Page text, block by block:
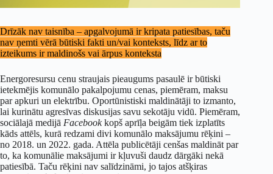
Drīzāk nav taisnība – apgalvojumā ir kripata patiesības, taču
nav ņemti vērā būtiski fakti un/vai konteksts, līdz ar to
izteikums ir maldinošs vai ārpus konteksta
Energoresursu cenu straujais pieaugums pasaulē ir būtiski
ietekmējis komunālo pakalpojumu cenas, piemēram, maksu
par apkuri un elektrību. Oportūnistiski maldinātāji to izmanto,
lai kurinātu agresīvas diskusijas savu sekotāju vidū. Piemēram,
sociālajā medijā Facebookkopš aprīļa beigām tiek izplatīts
kāds attēls, kurā redzami divi komunālo maksājumu rēķini –
no 2018. un 2022. gada. Attēla publicētāji cenšas maldināt par
to, ka komunālie maksājumi ir kļuvuši daudz dārgāki nekā
patiesībā. Taču rēķini nav salīdzināmi, jo tajos atšķiras